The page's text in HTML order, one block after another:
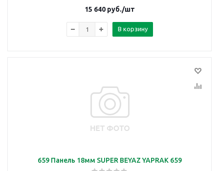
15 640 руб./шт
В корзину
659 Панель 18мм SUPER BEYAZ YAPRAK 659